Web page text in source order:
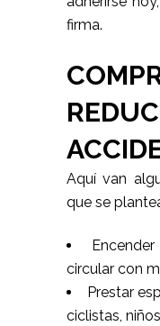
firma.
Aquí van
que se
circular con
Prestar
ciclistas,